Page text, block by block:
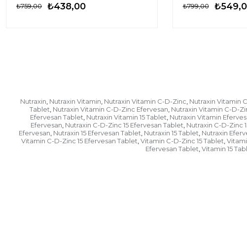
₺438,00
₺759,00 ₺799,00
Nutraxin Nutraxin Vitamin Nutraxin Vitamin C-D-Zinc Nutraxin Vitamin
Tablet Nutraxin Vitamin C-D-Zinc Efervesan Nutraxin Vitamin C-D-
Efervesan Tablet Nutraxin Vitamin 15 Tablet Nutraxin Vitamin
Efervesan Nutraxin C-D-Zinc 15 Efervesan Tablet Nutraxin C-D-Zinc
Efervesan Nutraxin 15 Efervesan Tablet Nutraxin 15 Tablet Nutraxin
Vitamin C-D-Zinc 15 Efervesan Tablet Vitamin C-D-Zinc 15 Tablet
Efervesan Tablet Vitamin 15